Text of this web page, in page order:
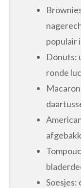
populair
Donuts:
ronde
Soesjes: